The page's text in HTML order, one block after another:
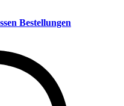
Bestellungen